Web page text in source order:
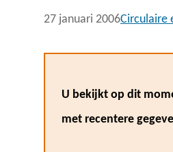
27 januari 2006Circulaire
U bekijkt op dit
met recentere